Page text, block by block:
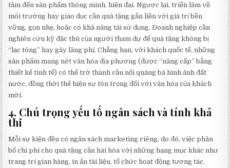
tâm đến sản phẩm thông minh, hiện đại. Ngược lại, triển lãm về
môi trường hay giáo dục cần quà tặng gắn liền với giá trị bền
vững, gọn nhẹ, hoặc có khả năng tái sử dụng. Doanh nghiệp cần
nghiên cứu kỹ đặc thù của người tham dự để quà tặng không bị
“lạc tông” hay gây lãng phí. Chẳng hạn, với khách quốc tế, những
sản phẩm mang nét văn hóa địa phương (được “nâng cấp” bằng
thiết kế tinh tế) có thể trở thành cầu nối quảng bá hình ảnh đất
nước, đồng thời thể hiện sự tôn trọng đối với văn hóa của khách
mời.
4. Chú trọng yếu tố ngân sách và tính khả
thi
Mỗi sự kiện đều có ngân sách marketing riêng, do đó, việc phân
bổ chi phí cho quà tặng cần hài hòa với những hạng mục khác như
trang trí gian hàng, in ấn tài liệu, tổ chức hoạt động tương tác.